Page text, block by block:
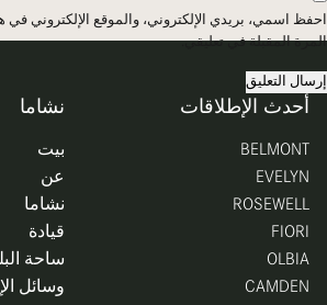
احفظ اسمي، بريدي الإلكتروني، والموقع الإلكتروني في
المرة المقبلة في تعليقي.
أحدث الإطلاقات
BELMONT
EVELYN
ROSEWELL
FIORI
OLBIA
CAMDEN
نشاما
بيت
عن
نشاما
قيادة
ساحة
وسائل